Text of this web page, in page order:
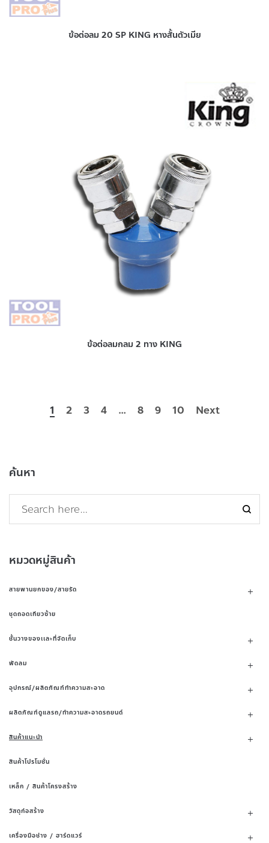
ข้อต่อลม 20 SP KING หางสั้นตัวเมีย
ข้อต่อลมกลม 2 ทาง KING
1 2 3 4 … 8 9 10 Next
ค้นหา
หมวดหมู่สินค้า
สายพานยกของ/สายรัด
ชุดถอดเกียวซ้าย
ชั้นวางของเเละที่จัดเก็บ
พัดลม
อุปกรณ์/ผลิตภัณฑ์ทำความสะอาด
ผลิตภัณฑ์ดูแลรถ/ทำความสะอาดรถยนต์
สินค้าแนะนำ
สินค้าโปรโมชั่น
เหล็ก / สินค้าโครงสร้าง
วัสดุก่อสร้าง
เครื่องมือช่าง / ฮาร์ดแวร์